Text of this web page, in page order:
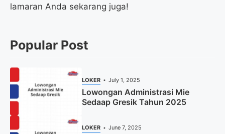
lamaran Anda sekarang juga!
Popular Post
LOKER July 1, 2025
Lowongan Administrasi Mie
Sedaap Gresik Tahun 2025
LOKER June 7, 2025